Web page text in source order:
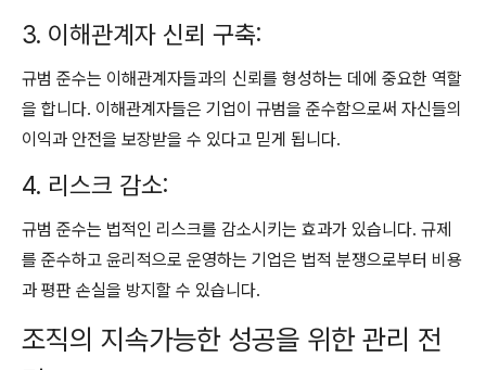
3. 이해관계자 신뢰 구축:
규범 준수는 이해관계자들과의 신뢰를 형성하는 데에 중요한 역할
을 합니다. 이해관계자들은 기업이 규범을 준수함으로써 자신들의
이익과 안전을 보장받을 수 있다고 믿게 됩니다.
4. 리스크 감소:
규범 준수는 법적인 리스크를 감소시키는 효과가 있습니다. 규제
를 준수하고 윤리적으로 운영하는 기업은 법적 분쟁으로부터 비용
과 평판 손실을 방지할 수 있습니다.
조직의 지속가능한 성공을 위한 관리 전